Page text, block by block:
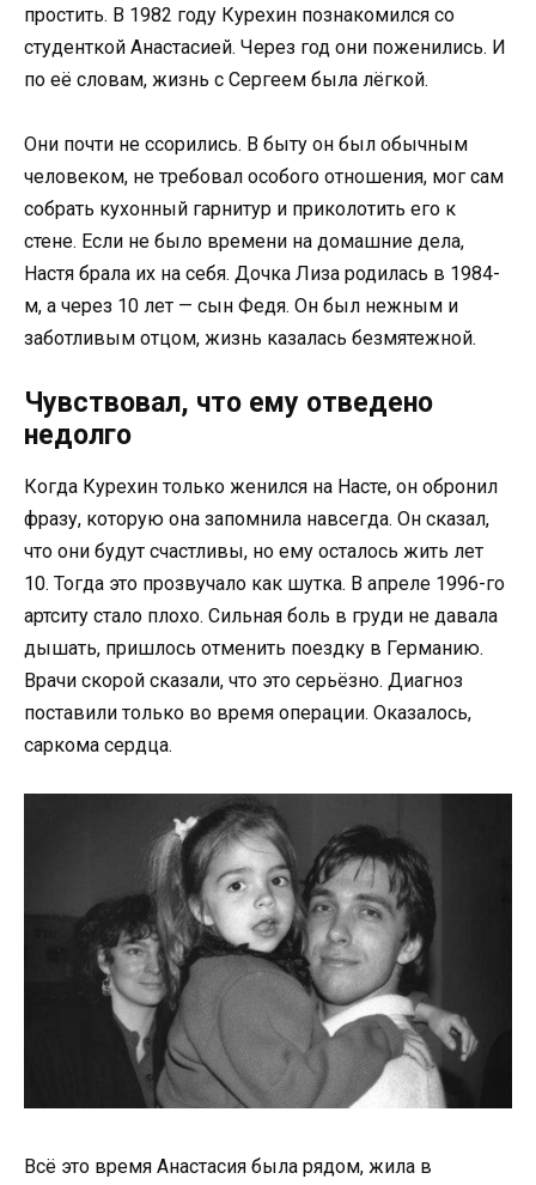
простить. В 1982 году Курехин познакомился со
студенткой Анастасией. Через год они поженились. И
по её словам, жизнь с Сергеем была лёгкой.
Они почти не ссорились. В быту он был обычным
человеком, не требовал особого отношения, мог сам
собрать кухонный гарнитур и приколотить его к
стене. Если не было времени на домашние дела,
Настя брала их на себя. Дочка Лиза родилась в 1984-
м, а через 10 лет — сын Федя. Он был нежным и
заботливым отцом, жизнь казалась безмятежной.
Чувствовал, что ему отведено
недолго
Когда Курехин только женился на Насте, он обронил
фразу, которую она запомнила навсегда. Он сказал,
что они будут счастливы, но ему осталось жить лет
10. Тогда это прозвучало как шутка. В апреле 1996-го
артситу стало плохо. Сильная боль в груди не давала
дышать, пришлось отменить поездку в Германию.
Врачи скорой сказали, что это серьёзно. Диагноз
поставили только во время операции. Оказалось,
саркома сердца.
Всё это время Анастасия была рядом, жила в